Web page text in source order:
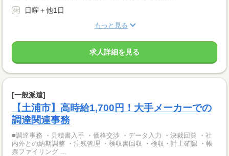
日曜＋他1日
もっと見る
求人詳細を見る
[一般派遣]
【土浦市】高時給1,700円！大手メーカーでの
調達関連事務
■調達事務 ・見積書入手 ・価格交渉 ・データ入力 ・決裁回覧 ・社
内外との納期調整 ・注残管理 ・検収書回収 ・検収・計上確認 ・帳
票ファイリング ...